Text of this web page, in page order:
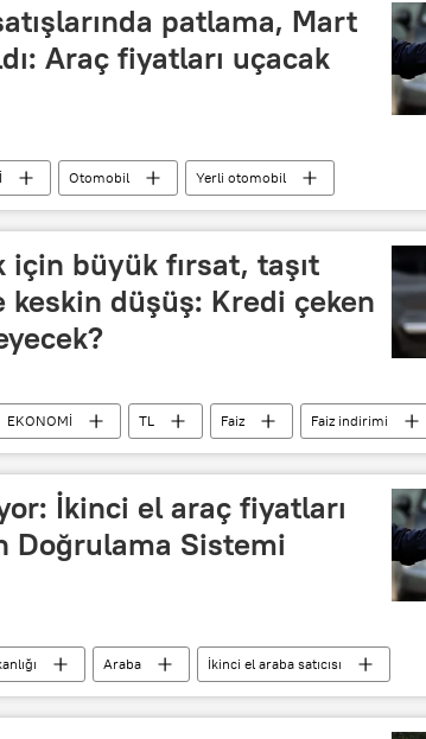
patlama, Mart
Araç fiyatları uçacak
Otomobil
Yerli otomobil
sanayi Otomotiv
İkinci el
büyük fırsat, taşıt
düşüş: Kredi çeken
EKONOMİ TL Faiz
Faiz indirimi
Araç İkinci el
ikinci el otomobil
İkinci el araç fiyatları
Doğrulama Sistemi
Araba
İkinci el araba satıcısı
Otomobil Yerli otomobil
Otomotiv